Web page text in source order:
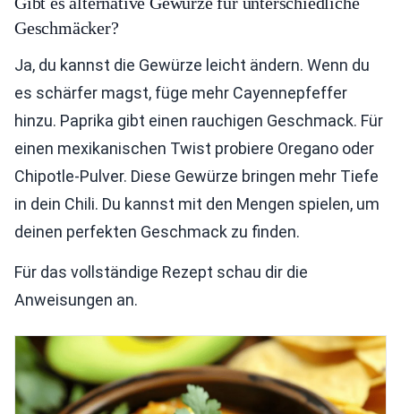
Geschmäcker?
Ja, du kannst die Gewürze leicht ändern. Wenn du
es schärfer magst, füge mehr Cayennepfeffer
hinzu. Paprika gibt einen rauchigen Geschmack. Für
einen mexikanischen Twist probiere Oregano oder
Chipotle-Pulver. Diese Gewürze bringen mehr Tiefe
in dein Chili. Du kannst mit den Mengen spielen, um
deinen perfekten Geschmack zu finden.
Für das vollständige Rezept schau dir die
Anweisungen an.